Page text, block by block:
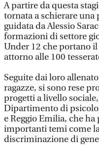
A partire da questa
tornata a schierare una
guidata da Alessio
formazioni di settore
Under 12 che portano
attorno alle 100
Seguite dai loro
ragazze, si sono rese
progetti a livello
Dipartimento di
e Reggio Emilia, che
importanti temi come
discriminazione di